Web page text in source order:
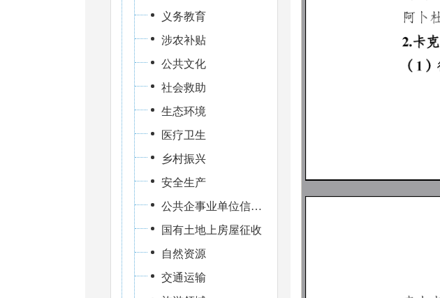
义务教育
涉农补贴
公共文化
社会救助
生态环境
医疗卫生
乡村振兴
安全生产
公共企事业单位信息公开
国有土地上房屋征收
自然资源
交通运输